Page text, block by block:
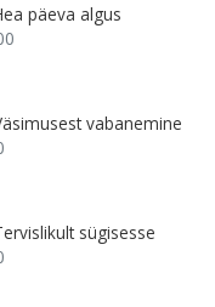
päeva algus
vabanemine
sügisesse